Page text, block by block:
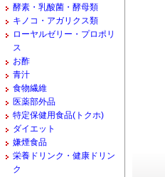
酵素・乳酸菌・酵母類
キノコ・アガリクス類
ローヤルゼリー・プロポリ
ス
お酢
青汁
食物繊維
医薬部外品
特定保健用食品(トクホ)
ダイエット
嫌煙食品
栄養ドリンク・健康ドリン
ク